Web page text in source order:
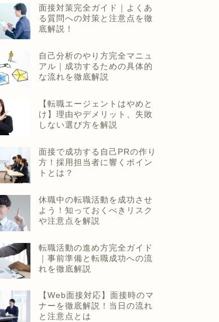
面接対策完全ガイド｜よくあ
る質問への対策と注意点を徹
底解説！
自己分析のやり方完全マニュ
アル｜成功するための具体的
な流れを徹底解説
【転職エージェントはやめと
け】理由やデメリット、失敗
しない選び方を解説
面接で成功する自己PRの作り
方！採用担当者に響くポイン
トとは？
休職中の転職活動を成功させ
よう！知っておくべきリスク
や注意点を解説
転職活動の進め方完全ガイド
｜事前準備と転職成功への流
れを徹底解説
【Web面接対応】面接時のマ
ナーを徹底解説！当日の流れ
と注意点とは